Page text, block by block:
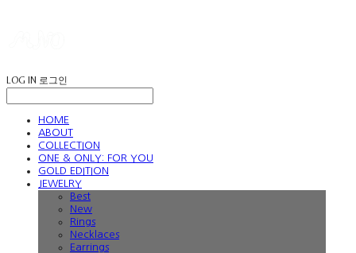
LOG IN 로그인
HOME
ABOUT
COLLECTION
ONE & ONLY: FOR YOU
GOLD EDITION
JEWELRY
Best
New
Rings
Necklaces
Earrings